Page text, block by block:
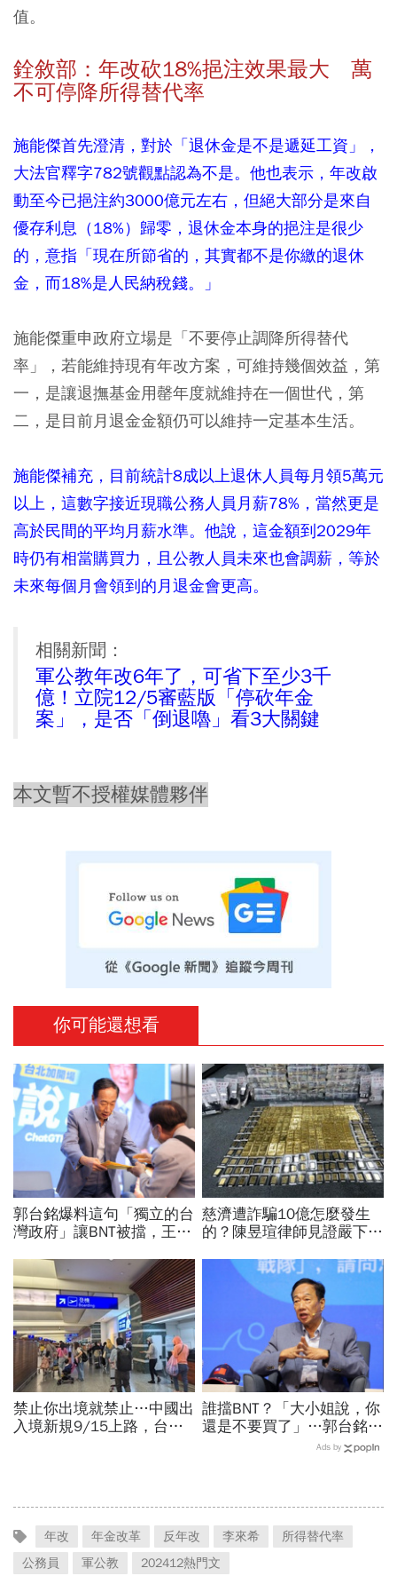
值。
銓敘部：年改砍18%挹注效果最大 萬
不可停降所得替代率
施能傑首先澄清，對於「退休金是不是遞延工資」，
大法官釋字782號觀點認為不是。他也表示，年改啟
動至今已挹注約3000億元左右，但絕大部分是來自
優存利息（18%）歸零，退休金本身的挹注是很少
的，意指「現在所節省的，其實都不是你繳的退休
金，而18%是人民納稅錢。」
施能傑重申政府立場是「不要停止調降所得替代
率」，若能維持現有年改方案，可維持幾個效益，第
一，是讓退撫基金用罄年度就維持在一個世代，第
二，是目前月退金金額仍可以維持一定基本生活。
施能傑補充，目前統計8成以上退休人員每月領5萬元
以上，這數字接近現職公務人員月薪78%，當然更是
高於民間的平均月薪水準。他說，這金額到2029年
時仍有相當購買力，且公教人員未來也會調薪，等於
未來每個月會領到的月退金會更高。
相關新聞：
軍公教年改6年了，可省下至少3千
億！立院12/5審藍版「停砍年金
案」，是否「倒退嚕」看3大關鍵
本文暫不授權媒體夥伴
你可能還想看
郭台銘爆料這句「獨立的台
灣政府」讓BNT被擋，王必
董的信不是這樣寫
慈濟遭詐騙10億怎麼發生
的？陳昱瑄律師見證嚴下跪
金，洗錢手法曝光…慈濟回
禁止你出境就禁止…中國出
入境新規9/15上路，台灣
誰擋BNT？「大小姐說，你
還是不要買了」…郭台銘曝
李大維打給他，被點名的都
Ads by
年改 年金改革 反年改 李來希
所得替代率
公務員
軍公教 202412熱門文